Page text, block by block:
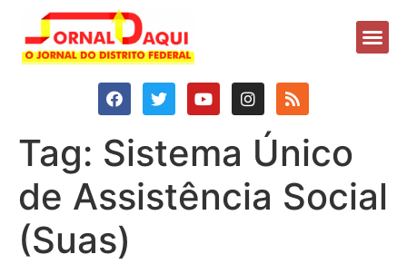
Tag: Sistema Único
de Assistência Social
(Suas)